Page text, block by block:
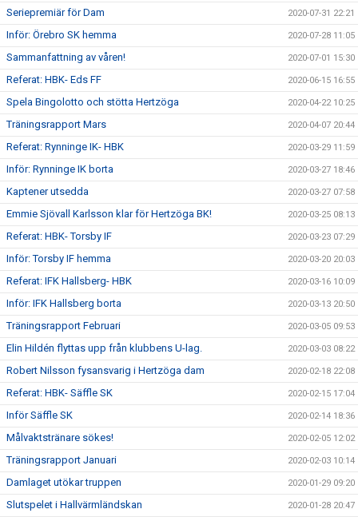
Seriepremiär för Dam 2020-07-31 22:21
Inför: Örebro SK hemma 2020-07-28 11:05
Sammanfattning av våren! 2020-07-01 15:30
Referat: HBK- Eds FF 2020-06-15 16:55
Spela Bingolotto och stötta Hertzöga 2020-04-22 10:25
Träningsrapport Mars 2020-04-07 20:44
Referat: Rynninge IK- HBK 2020-03-29 11:59
Inför: Rynninge IK borta 2020-03-27 18:46
Kaptener utsedda 2020-03-27 07:58
Emmie Sjövall Karlsson klar för Hertzöga BK! 2020-03-25 08:13
Referat: HBK- Torsby IF 2020-03-23 07:29
Inför: Torsby IF hemma 2020-03-20 20:03
Referat: IFK Hallsberg- HBK 2020-03-16 10:09
Inför: IFK Hallsberg borta 2020-03-13 20:50
Träningsrapport Februari 2020-03-05 09:53
Elin Hildén flyttas upp från klubbens U-lag. 2020-03-03 08:22
Robert Nilsson fysansvarig i Hertzöga dam 2020-02-18 22:08
Referat: HBK- Säffle SK 2020-02-15 17:04
Inför Säffle SK 2020-02-14 18:36
Målvaktstränare sökes! 2020-02-05 12:02
Träningsrapport Januari 2020-02-03 10:14
Damlaget utökar truppen 2020-01-29 09:20
Slutspelet i Hallvärmländskan 2020-01-28 20:47